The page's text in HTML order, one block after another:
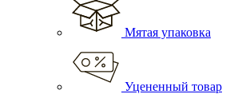
Мятая упаковка
Уцененный товар